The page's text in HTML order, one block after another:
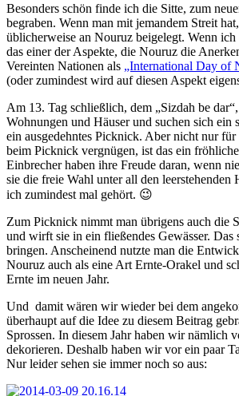
Besonders schön finde ich die Sitte, zum
begraben. Wenn man mit jemandem Streit
üblicherweise an Nouruz beigelegt. Wenn ich
das einer der Aspekte, die Nouruz die
Vereinten Nationen als „International Day of
(oder zumindest wird auf diesen Aspekt
Am 13. Tag schließlich, dem „Sizdah be
Wohnungen und Häuser und suchen sich ein
ein ausgedehntes Picknick. Aber nicht nur
beim Picknick vergnügen, ist das ein
Einbrecher haben ihre Freude daran, wenn
sie die freie Wahl unter all den leerstehenden
ich zumindest mal gehört. 😉
Zum Picknick nimmt man übrigens auch die
und wirft sie in ein fließendes Gewässer. Das
bringen. Anscheinend nutzte man die
Nouruz auch als eine Art Ernte-Orakel und
Ernte im neuen Jahr.
Und damit wären wir wieder bei dem
überhaupt auf die Idee zu diesem Beitrag
Sprossen. In diesem Jahr haben wir nämlich
dekorieren. Deshalb haben wir vor ein paar
Nur leider sehen sie immer noch so aus: